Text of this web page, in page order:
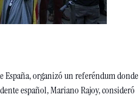
España, organizó un referéndum donde
español, Mariano Rajoy, consideró